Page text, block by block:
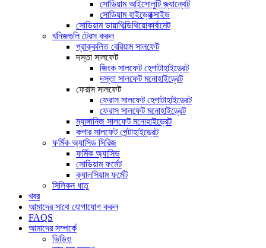
সোডিয়াম আইসোলুটি জ্যান্থেট
সোডিয়াম হাইড্রোক্সাইড
সোডিয়াম ডায়াথিল্ডিথিয়োকার্বামেট
খনিজগুলি ট্রেস করুন
প্রাক্কলিত বেরিয়াম সালফেট
দস্তা সালফেট
জিংক সালফেট হেপাটাহাইড্রেট
দস্তা সালফেট মনোহাইড্রেট
ফেরাস সালফেট
ফেরাস সালফেট হেপাটাহাইড্রেট
ফেরাস সালফেট মনোহাইড্রেট
ম্যাঙ্গানিজ সালফেট মনোহাইড্রেট
কপার সালফেট পেন্টাহাইড্রেট
ফর্মিক অ্যাসিড সিরিজ
ফর্মিক অ্যাসিড
সোডিয়াম ফর্মেট
ক্যালসিয়াম ফর্মেট
সিলিকন ধাতু
খবর
আমাদের সাথে যোগাযোগ করুন
FAQS
আমাদের সম্পর্কে
ভিডিও